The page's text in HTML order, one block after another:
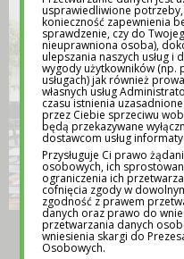
TEMATY NA
POMOC
usprawiedliwione
konieczność zapewnienia
sprawdzenie, czy do
nieuprawniona osoba),
ulepszania naszych usług
wygody użytkowników (np.
usługach) jak również
własnych usług
czasu istnienia
przez Ciebie sprzeciwu
będą przekazywane
dostawcom usług
Przysługuje Ci prawo
osobowych, ich
ograniczenia ich
cofnięcia zgody w
zgodność z prawem
danych oraz prawo do
przetwarzania danych
wniesienia skargi do
Osobowych.